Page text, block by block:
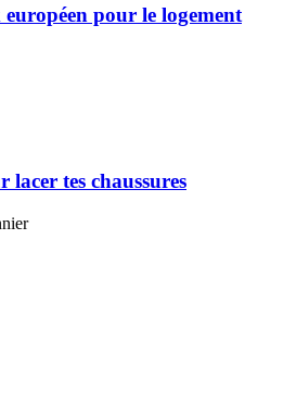
pour le logement
lacer tes chaussures